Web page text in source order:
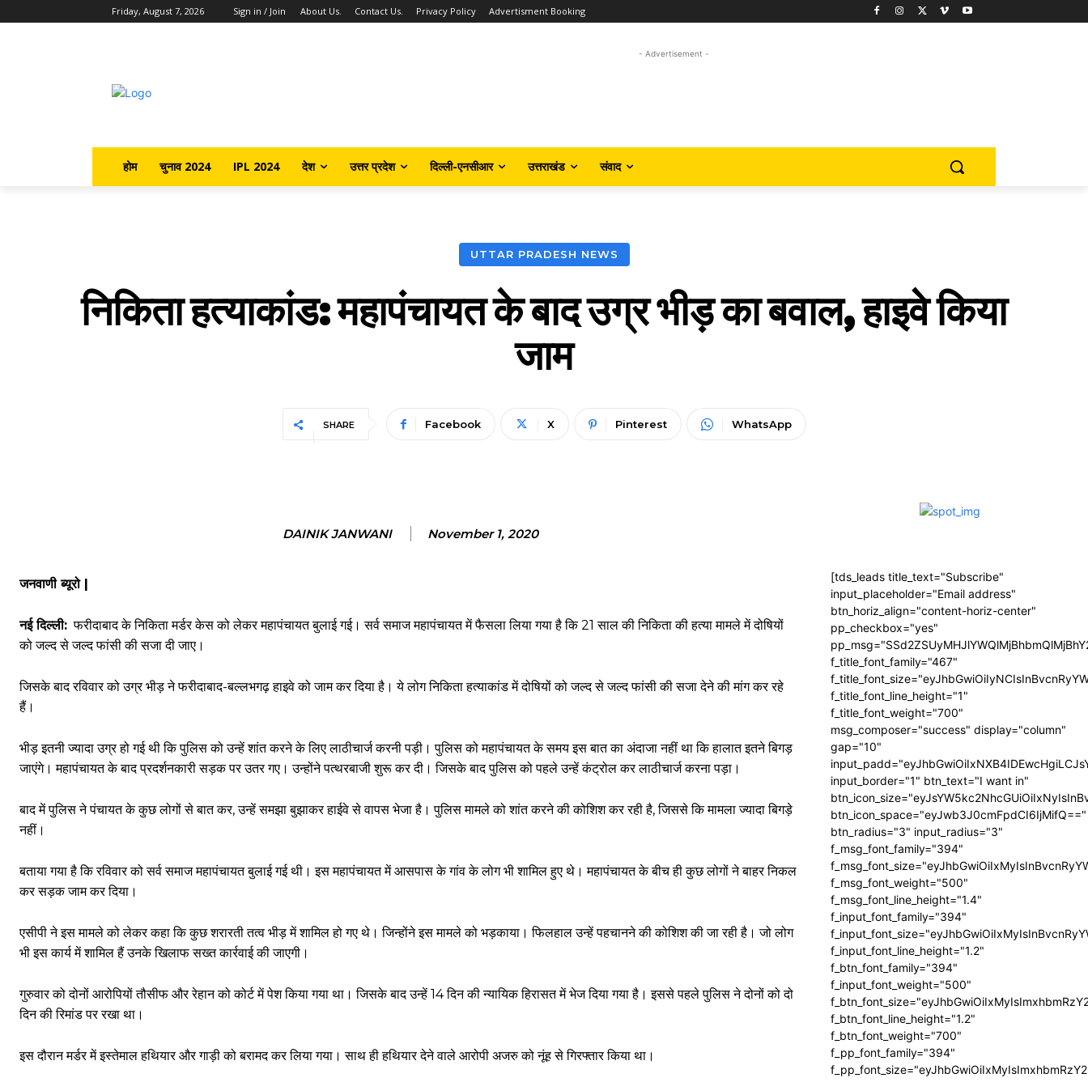
Friday, August 7, 2026 Sign in / Join About Us. Contact Us. Privacy Policy Advertisment Booking
- Advertisement -
होम चुनाव 2024 IPL 2024 देश उत्तर प्रदेश दिल्ली-एनसीआर उत्तराखंड संवाद
UTTAR PRADESH NEWS
निकिता हत्याकांड: महापंचायत के बाद उग्र भीड़ का बवाल, हाइवे किया
जाम
SHARE Facebook X Pinterest WhatsApp
DAINIK JANWANI November 1, 2020
जनवाणी ब्यूरो |
नई दिल्ली: फरीदाबाद के निकिता मर्डर केस को लेकर महापंचायत बुलाई गई। सर्व समाज महापंचायत में फैसला लिया गया है कि 21 साल की निकिता की हत्या मामले में दोषियों
को जल्द से जल्द फांसी की सजा दी जाए।
जिसके बाद रविवार को उग्र भीड़ ने फरीदाबाद-बल्लभगढ़ हाइवे को जाम कर दिया है। ये लोग निकिता हत्याकांड में दोषियों को जल्द से जल्द फांसी की सजा देने की मांग कर रहे
हैं।
भीड़ इतनी ज्यादा उग्र हो गई थी कि पुलिस को उन्हें शांत करने के लिए लाठीचार्ज करनी पड़ी। पुलिस को महापंचायत के समय इस बात का अंदाजा नहीं था कि हालात इतने बिगड़
जाएंगे। महापंचायत के बाद प्रदर्शनकारी सड़क पर उतर गए। उन्होंने पत्थरबाजी शुरू कर दी। जिसके बाद पुलिस को पहले उन्हें कंट्रोल कर लाठीचार्ज करना पड़ा।
बाद में पुलिस ने पंचायत के कुछ लोगों से बात कर, उन्हें समझा बुझाकर हाईवे से वापस भेजा है। पुलिस मामले को शांत करने की कोशिश कर रही है, जिससे कि मामला ज्यादा बिगड़े
नहीं।
बताया गया है कि रविवार को सर्व समाज महापंचायत बुलाई गई थी। इस महापंचायत में आसपास के गांव के लोग भी शामिल हुए थे। महापंचायत के बीच ही कुछ लोगों ने बाहर निकल
कर सड़क जाम कर दिया।
एसीपी ने इस मामले को लेकर कहा कि कुछ शरारती तत्व भीड़ में शामिल हो गए थे। जिन्होंने इस मामले को भड़काया। फिलहाल उन्हें पहचानने की कोशिश की जा रही है। जो लोग
भी इस कार्य में शामिल हैं उनके खिलाफ सख्त कार्रवाई की जाएगी।
गुरुवार को दोनों आरोपियों तौसीफ और रेहान को कोर्ट में पेश किया गया था। जिसके बाद उन्हें 14 दिन की न्यायिक हिरासत में भेज दिया गया है। इससे पहले पुलिस ने दोनों को दो
दिन की रिमांड पर रखा था।
इस दौरान मर्डर में इस्तेमाल हथियार और गाड़ी को बरामद कर लिया गया। साथ ही हथियार देने वाले आरोपी अजरु को नूंह से गिरफ्तार किया था।
[tds_leads title_text="Subscribe"
input_placeholder="Email address"
btn_horiz_align="content-horiz-center"
pp_checkbox="yes"
f_title_font_family="467"
f_title_font_line_height="1"
f_title_font_weight="700"
msg_composer="success" display="column"
gap="10"
input_border="1" btn_text="I want in"
btn_icon_space="eyJwb3J0cmFpdCI6IjMifQ=="
btn_radius="3" input_radius="3"
f_msg_font_family="394"
f_msg_font_weight="500"
f_msg_font_line_height="1.4"
f_input_font_family="394"
f_input_font_line_height="1.2"
f_btn_font_family="394"
f_input_font_weight="500"
f_btn_font_line_height="1.2"
f_btn_font_weight="700"
f_pp_font_family="394"